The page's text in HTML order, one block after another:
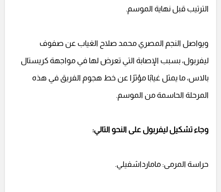
الترتيب قبل نهاية الموسم.
ويواصل النجم المصري محمد صلاح الغياب عن صفوف
ليفربول، بسبب الإصابة التي تعرض لها في مواجهة كريستال
بالاس، ما يمثل غيابًا مؤثرًا عن خط هجوم الفريق في هذه
المرحلة الحاسمة من الموسم.
وجاء تشكيل ليفربول على النحو التالي:
حراسة المرمى: مامارداشفيلي.